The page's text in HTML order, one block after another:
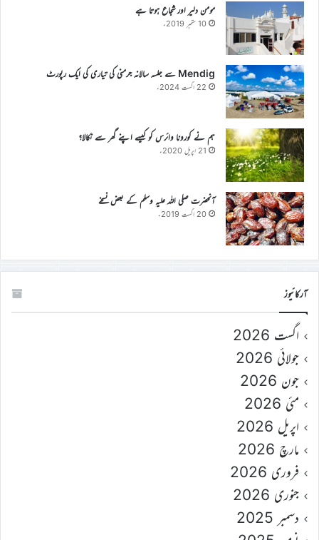
مومن دلیر اور شجاع ہوتا ہے
10 ستمبر 2019ء
Mendig سے جلسہ سالانہ جرمنی کی تیاری کی ایک رپورٹ
22 اگست 2024ء
ہم نے کورونا وائرس کو کیسے اپنے گھر سے نکالا؟
21 اپریل 2020ء
آنحضرت صلی اللہ علیہ وسلم کے بعض نسخے
20 اگست 2019ء
آرکائیوز
اگست 2026
جولائی 2026
جون 2026
مئی 2026
اپریل 2026
مارچ 2026
فروری 2026
جنوری 2026
دسمبر 2025